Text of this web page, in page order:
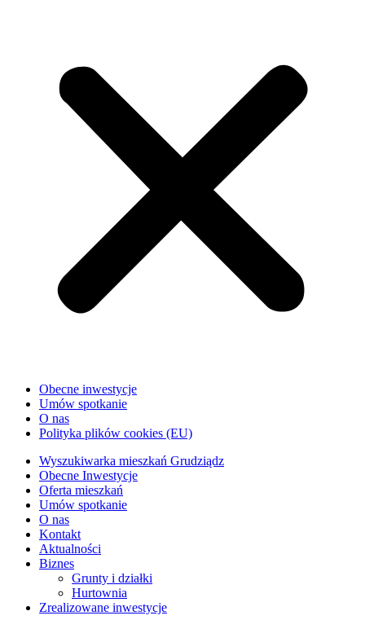
Obecne inwestycje
Umów spotkanie
O nas
Polityka plików cookies (EU)
Wyszukiwarka mieszkań Grudziądz
Obecne Inwestycje
Oferta mieszkań
Umów spotkanie
O nas
Kontakt
Aktualności
Biznes
Grunty i działki
Hurtownia
Zrealizowane inwestycje